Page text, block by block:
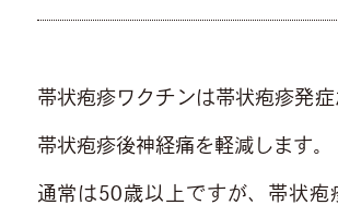
帯状疱疹ワクチンは帯状疱疹発症
帯状疱疹後神経痛を軽減します。
通常は50歳以上ですが、帯状疱